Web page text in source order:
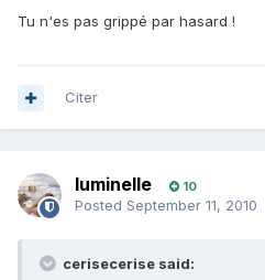
Tu n'es pas grippé par hasard !
Citer
luminelle 10
Posted September 11, 2010
cerisecerise said: